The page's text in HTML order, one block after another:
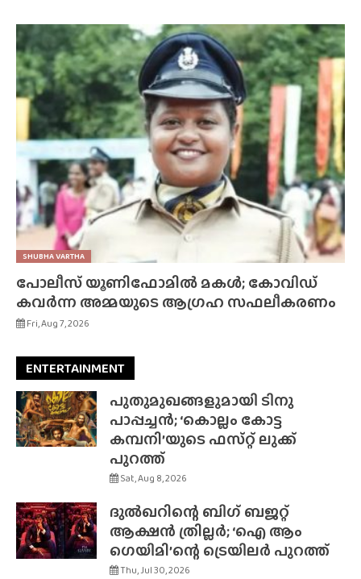
SHUBHA VARTHA
പോലീസ് യൂണിഫോമിൽ മകൾ; കോവിഡ്
കവർന്ന അമ്മയുടെ ആഗ്രഹ സഫലീകരണം
Fri, Aug 7, 2026
ENTERTAINMENT
പുതുമുഖങ്ങളുമായി ടിനു
പാപ്പച്ചൻ; ‘കൊല്ലം കോട്ട
കമ്പനി’യുടെ ഫസ്‌റ്റ് ലുക്ക്
പുറത്ത്
Sat, Aug 8, 2026
ദുൽഖറിന്റെ ബിഗ് ബജറ്റ്
ആക്ഷൻ ത്രില്ലർ; ‘ഐ ആം
ഗെയിമി’ന്റെ ട്രെയിലർ പുറത്ത്
Thu, Jul 30, 2026